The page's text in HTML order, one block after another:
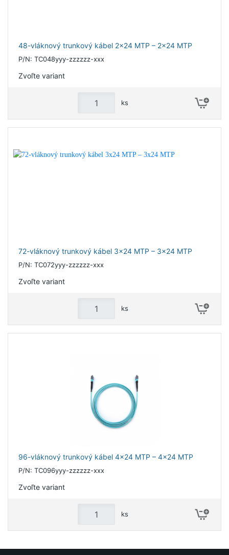
48-vláknový trunkový kábel 2x24 MTP – 2x24 MTP
P/N: TC048yyy-zzzzzz-xxx
Zvoľte variant
ks
72-vláknový trunkový kábel 3x24 MTP – 3x24 MTP
P/N: TC072yyy-zzzzzz-xxx
Zvoľte variant
ks
96-vláknový trunkový kábel 4x24 MTP – 4x24 MTP
P/N: TC096yyy-zzzzzz-xxx
Zvoľte variant
ks